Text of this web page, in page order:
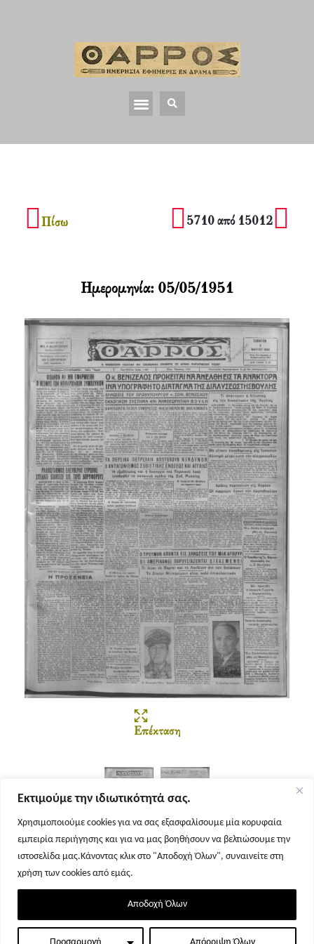
Εκτιμούμε την ιδιωτικότητά σας.
Χρησιμοποιούμε cookies για να σας εξασφαλίσουμε μία κορυφαία
εμπειρία περιήγησης και για να μας βοηθήσουν να βελτιώσουμε την
ιστοσελίδα μας.Κάνοντας κλικ στο "Αποδοχή Όλων", συναινείτε στη
χρήση των cookies από εμάς.
Προσαρμογή Απόρριψη Όλων
Αποδοχή Όλων
Πίσω 5710 από 15012
Επέκταση
Σελίδα 1 Σελίδα 2
Ημερομηνία: 05/05/1951